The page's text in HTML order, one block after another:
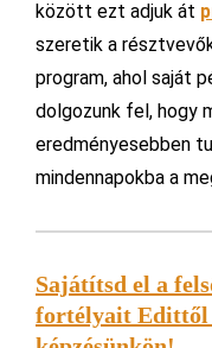
között ezt adjuk át
szeretik a
program, ahol saját
dolgozunk fel, hogy
eredményesebben
mindennapokba a
Sajátítsd el a
fortélyait Edittől